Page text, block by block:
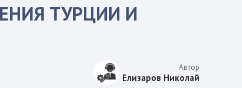
ТУРЦИИ И
Автор
Елизаров Николай